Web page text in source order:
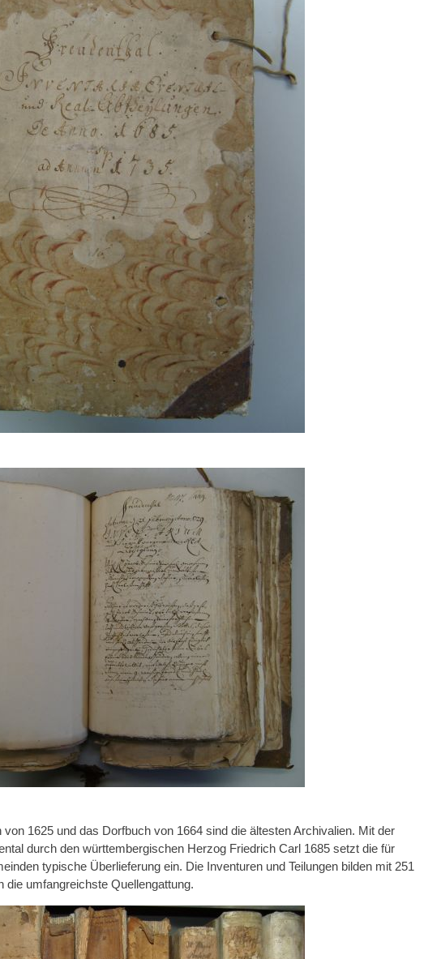
1625 und das Dorfbuch von 1664 sind die ältesten Archivalien. Mit der
durch den württembergischen Herzog Friedrich Carl 1685 setzt die für
typische Überlieferung ein. Die Inventuren und Teilungen bilden mit 251
die umfangreichste Quellengattung.